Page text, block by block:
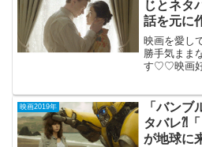
じとネタ
話を元に
物語。
映画を愛し
勝手気まま
す♡♡映画好
戦争時代
る愛の...
映画2019年
「バンブ
タバレ⁈
が地球に